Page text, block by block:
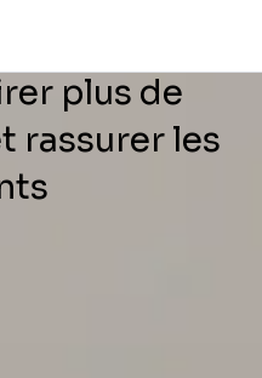
en
plus de
rassurer les